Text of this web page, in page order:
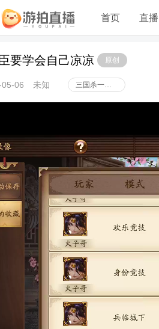
首页 直播
原创
要学会自己凉凉
06 未知 三国杀一将成名